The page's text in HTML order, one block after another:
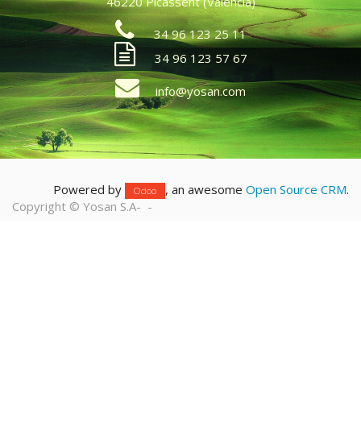
34 96 123 25 11
34 96 123 57 67
info@yosan.com
Powered by Odoo , an awesome Open Source CRM.
Copyright © Yosan S.A- -